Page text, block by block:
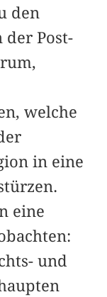
den
der Post­
welche
in eine
eine
und